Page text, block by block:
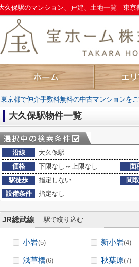
東京都で仲介手数料無料の中古マンションを
大久保駅物件一覧
沿線
大久保駅
価格
下限なし～上限なし 面
駅徒歩
指定しない 間
設備条件
指定なし
JR総武線 駅で絞り込む
小岩(5) 新小岩(4)
浅草橋(6) 秋葉原(7)